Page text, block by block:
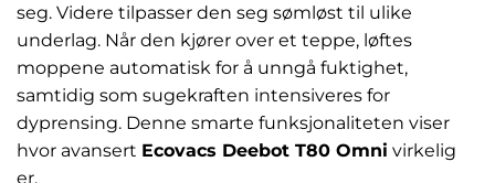
seg. Videre tilpasser den seg sømløst til ulike
underlag. Når den kjører over et teppe, løftes
moppene automatisk for å unngå fuktighet,
samtidig som sugekraften intensiveres for
dyprensing. Denne smarte funksjonaliteten viser
hvor avansert Ecovacs Deebot T80 Omni virkelig
er.